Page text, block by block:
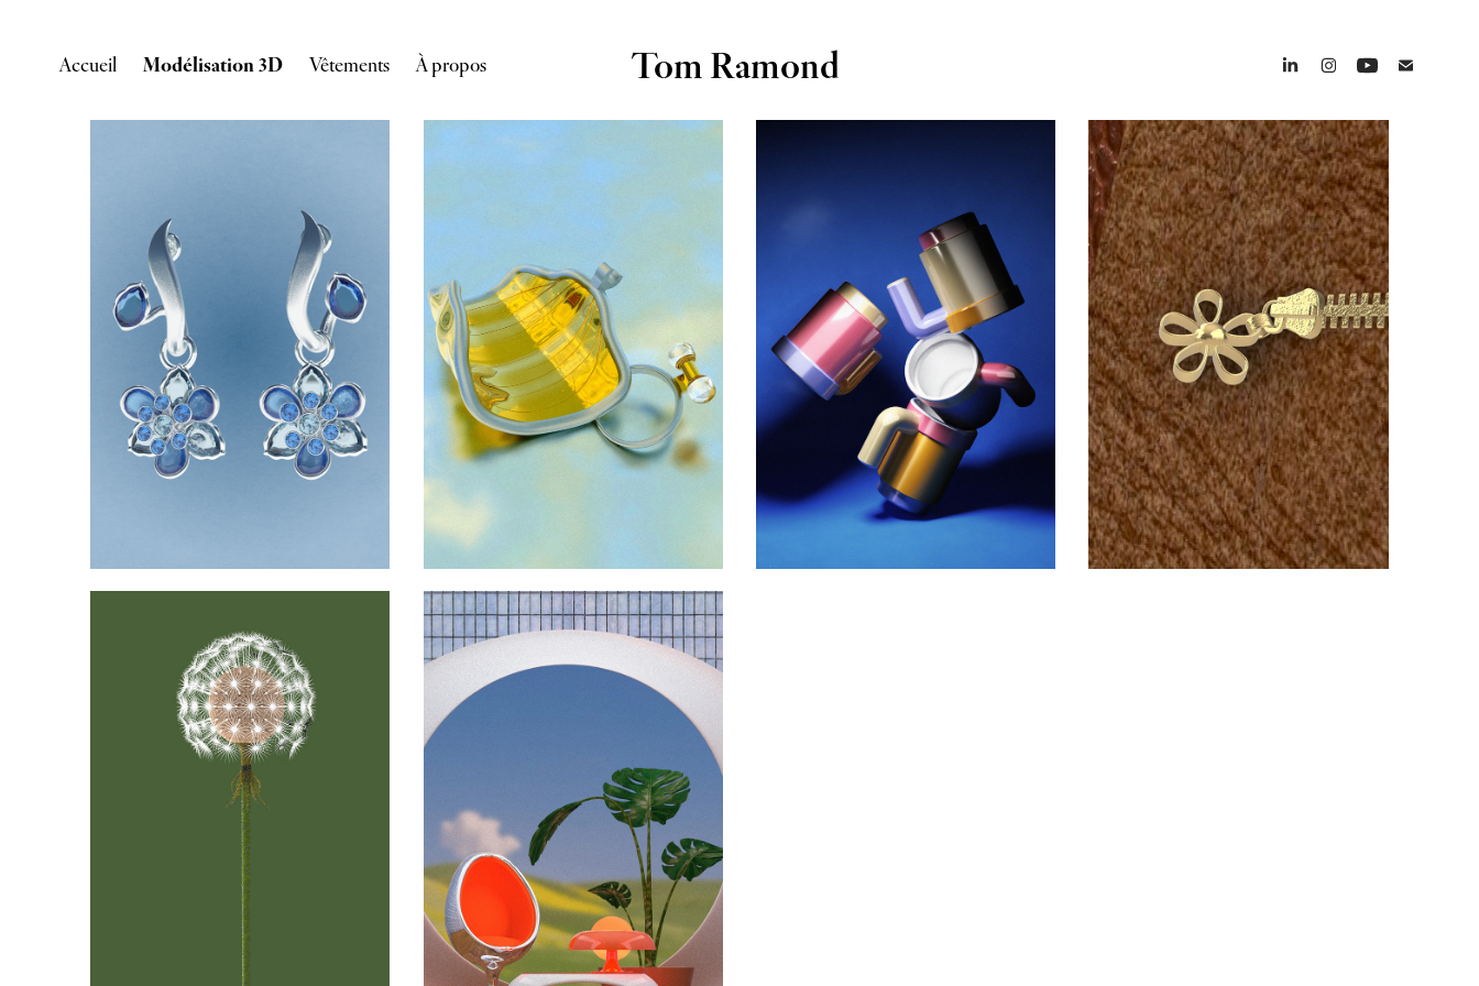
Accueil Modélisation 3D Vêtements À propos Tom Ramond
Bijoux et Accessoires Bijoux
2025
Objets
2025
Sac à main
2025
Fleurs & Plantes
2025
Mises en scènes
2025